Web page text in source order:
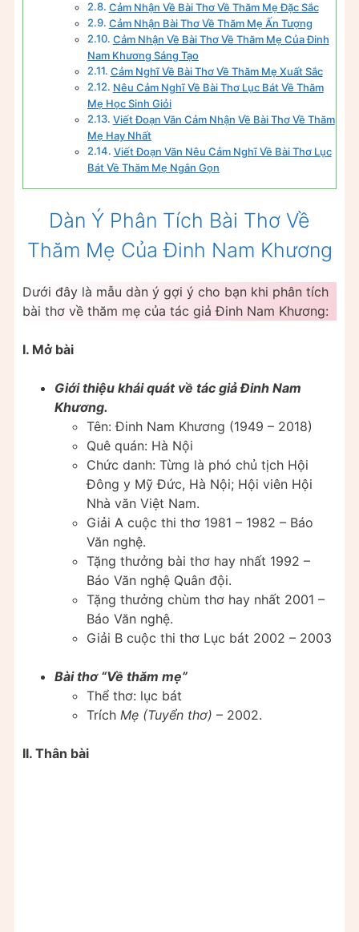
Cảm Nhận Về Bài Thơ Về Thăm Mẹ Đặc Sắc
Cảm Nhận Bài Thơ Về Thăm Mẹ Ấn Tượng
Cảm Nhận Về Bài Thơ Về Thăm Mẹ Của Đinh
Nam Khương Sáng Tạo
Cảm Nghĩ Về Bài Thơ Về Thăm Mẹ Xuất Sắc
Nêu Cảm Nghĩ Về Bài Thơ Lục Bát Về Thăm
Mẹ Học Sinh Giỏi
Viết Đoạn Văn Cảm Nhận Về Bài Thơ Về Thăm
Mẹ Hay Nhất
Viết Đoạn Văn Nêu Cảm Nghĩ Về Bài Thơ Lục
Bát Về Thăm Mẹ Ngắn Gọn
Dàn Ý Phân Tích Bài Thơ Về
Thăm Mẹ Của Đinh Nam Khương
Dưới đây là mẫu dàn ý gợi ý cho bạn khi phân tích
bài thơ về thăm mẹ của tác giả Đinh Nam Khương:
I. Mở bài
Giới thiệu khái quát về tác giả Đinh Nam
Khương.
Tên: Đinh Nam Khương (1949 – 2018)
Quê quán: Hà Nội
Chức danh: Từng là phó chủ tịch Hội
Đông y Mỹ Đức, Hà Nội; Hội viên Hội
Nhà văn Việt Nam.
Giải A cuộc thi thơ 1981 – 1982 – Báo
Văn nghệ.
Tặng thưởng bài thơ hay nhất 1992 –
Báo Văn nghệ Quân đội.
Tặng thưởng chùm thơ hay nhất 2001 –
Báo Văn nghệ.
Giải B cuộc thi thơ Lục bát 2002 – 2003
Bài thơ “Về thăm mẹ”
Thể thơ: lục bát
Trích Mẹ (Tuyển thơ) – 2002.
II. Thân bài